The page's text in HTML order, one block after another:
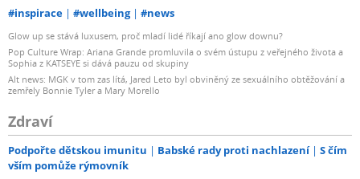
#inspirace #wellbeing #news
Glow up se stává luxusem, proč mladí lidé říkají ano glow downu?
Pop Culture Wrap: Ariana Grande promluvila o svém ústupu z veřejného života a
Sophia z KATSEYE si dává pauzu od skupiny
Alt news: MGK v tom zas lítá, Jared Leto byl obviněný ze sexuálního obtěžování a
zemřely Bonnie Tyler a Mary Morello
Zdraví
Podpořte dětskou imunitu Babské rady proti nachlazení
S čím
vším pomůže rýmovník